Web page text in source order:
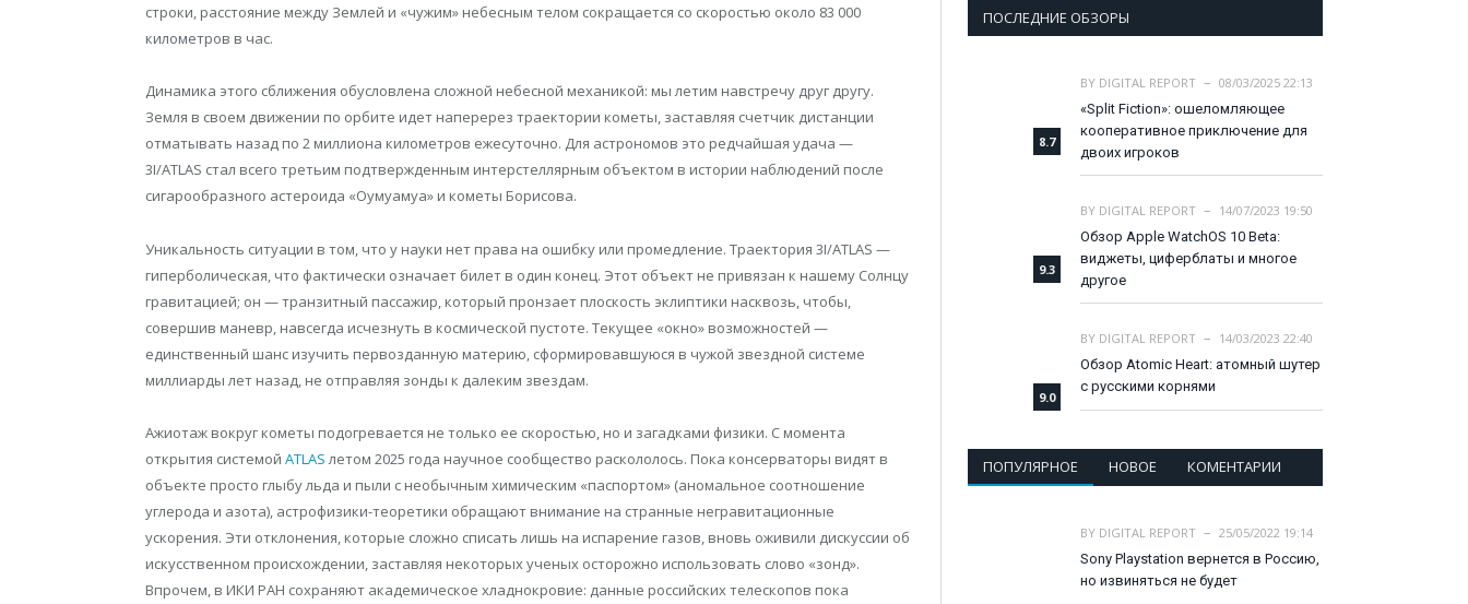
строки, расстояние между Землей и «чужим» небесным телом сокращается со скоростью около 83 000
километров в час.
Динамика этого сближения обусловлена сложной небесной механикой: мы летим навстречу друг другу.
Земля в своем движении по орбите идет наперерез траектории кометы, заставляя счетчик дистанции
отматывать назад по 2 миллиона километров ежесуточно. Для астрономов это редчайшая удача —
3I/ATLAS стал всего третьим подтвержденным интерстеллярным объектом в истории наблюдений после
сигарообразного астероида «Оумуамуа» и кометы Борисова.
Уникальность ситуации в том, что у науки нет права на ошибку или промедление. Траектория 3I/ATLAS —
гиперболическая, что фактически означает билет в один конец. Этот объект не привязан к нашему Солнцу
гравитацией; он — транзитный пассажир, который пронзает плоскость эклиптики насквозь, чтобы,
совершив маневр, навсегда исчезнуть в космической пустоте. Текущее «окно» возможностей —
единственный шанс изучить первозданную материю, сформировавшуюся в чужой звездной системе
миллиарды лет назад, не отправляя зонды к далеким звездам.
Ажиотаж вокруг кометы подогревается не только ее скоростью, но и загадками физики. С момента
открытия системой ATLASлетом 2025 года научное сообщество раскололось. Пока консерваторы видят в
объекте просто глыбу льда и пыли с необычным химическим «паспортом» (аномальное соотношение
углерода и азота), астрофизики-теоретики обращают внимание на странные негравитационные
ускорения. Эти отклонения, которые сложно списать лишь на испарение газов, вновь оживили дискуссии об
искусственном происхождении, заставляя некоторых ученых осторожно использовать слово «зонд».
Впрочем, в ИКИ РАН сохраняют академическое хладнокровие: данные российских телескопов пока
ПОСЛЕДНИЕ ОБЗОРЫ
8.7
BY DIGITAL REPORT
08/03/2025 22:13
«Split Fiction»: ошеломляющее
кооперативное приключение для
двоих игроков
9.3
BY DIGITAL REPORT
14/07/2023 19:50
Обзор Apple WatchOS 10 Beta:
виджеты, циферблаты и многое
другое
9.0
BY DIGITAL REPORT
14/03/2023 22:40
Обзор Atomic Heart: атомный шутер
с русскими корнями
ПОПУЛЯРНОЕ НОВОЕ КОМЕНТАРИИ
BY DIGITAL REPORT
25/05/2022 19:14
Sony Playstation вернется в Россию,
но извиняться не будет